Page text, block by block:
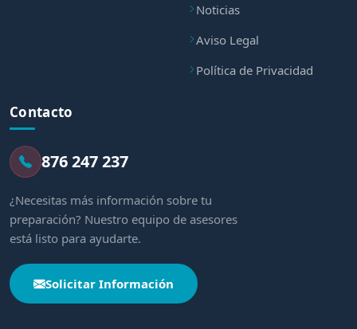
Noticias
Aviso Legal
Política de Privacidad
Contacto
876 247 237
¿Necesitas más información sobre tu
preparación? Nuestro equipo de asesores
está listo para ayudarte.
Solicitar Información